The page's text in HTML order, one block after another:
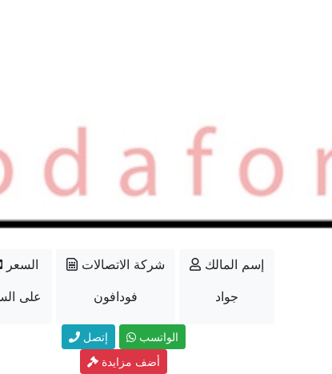
السعر
على
شركة الاتصالات
فودافون
إسم المالك
جواد
إتصل
الواتسب
أضف مزايدة